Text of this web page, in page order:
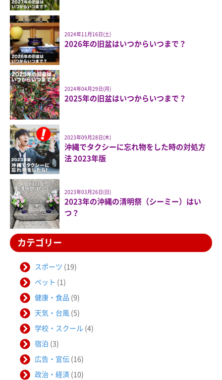
2024年11月16日(土)
2026年の旧盆はいつからいつまで？
2024年04月29日(月)
2025年の旧盆はいつからいつまで？
2023年09月28日(木)
沖縄でタクシーに忘れ物をした時の対処方
法 2023年版
2023年03月26日(日)
2023年の沖縄の清明祭（シーミー）はい
つ？
カテゴリー
スポーツ (19)
ペット (1)
健康・食品 (9)
天気・台風 (5)
学校・スクール (4)
宿泊 (3)
広告・宣伝 (16)
政治・経済 (10)